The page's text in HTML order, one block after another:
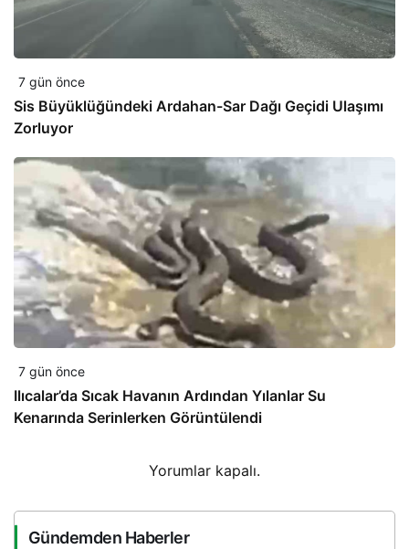
7 gün önce
Sis Büyüklüğündeki Ardahan-Sar Dağı Geçidi Ulaşımı
Zorluyor
7 gün önce
Ilıcalar’da Sıcak Havanın Ardından Yılanlar Su
Kenarında Serinlerken Görüntülendi
Yorumlar kapalı.
Gündemden Haberler